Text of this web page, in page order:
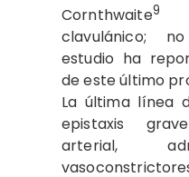
Cornthwaite9
clavulánico;
estudio ha
de este último
La última línea
epistaxis
arterial,